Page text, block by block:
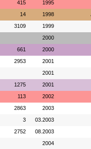
415 1995
14 1998
3109 1999
2000
661 2000
2953 2001
2001
1275 2001
113 2002
2863 2003
3 03.2003
2752 08.2003
2004